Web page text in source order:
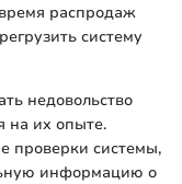
распродаж
систему
недовольство
на их опыте.
проверки системы,
информацию о